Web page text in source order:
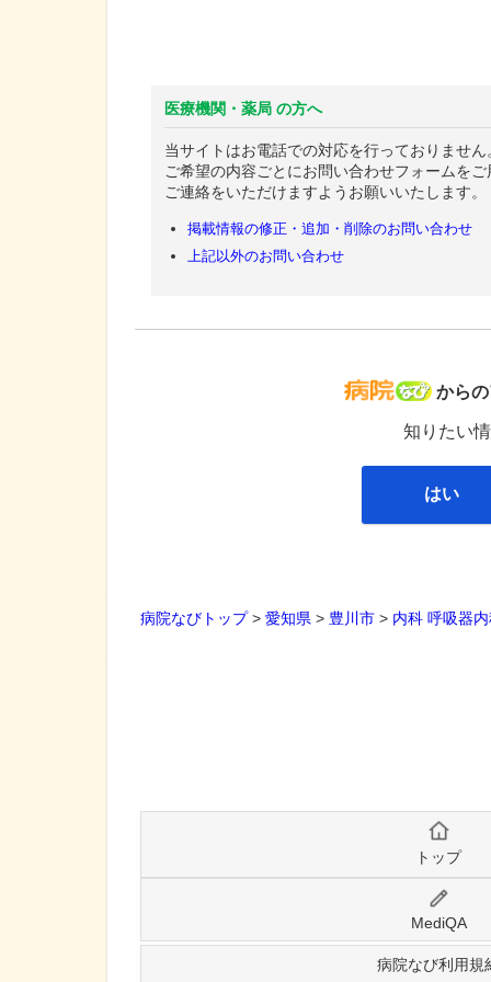
医療機関・薬局 の方へ
当サイトはお電話での対応を行っておりません
ご希望の内容ごとにお問い合わせフォームを
ご連絡をいただけますようお願いいたします。
掲載情報の修正・追加・削除のお問い合わせ
上記以外のお問い合わせ
病院な
から
知りたい
はい
病院なびトップ> 愛知県 > 豊川市 > 内科 呼吸器
トップ
MediQA
病院なび利用規